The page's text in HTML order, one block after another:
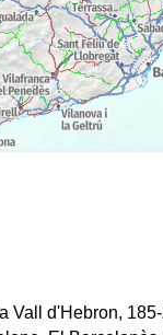
Vall d'Hebron,